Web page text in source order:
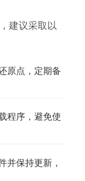
建议采取以
原点，定期备
程序，避免使
并保持更新，